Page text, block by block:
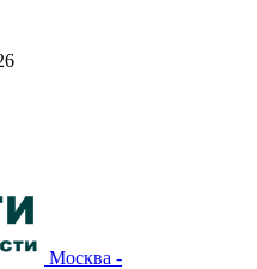
Москва -